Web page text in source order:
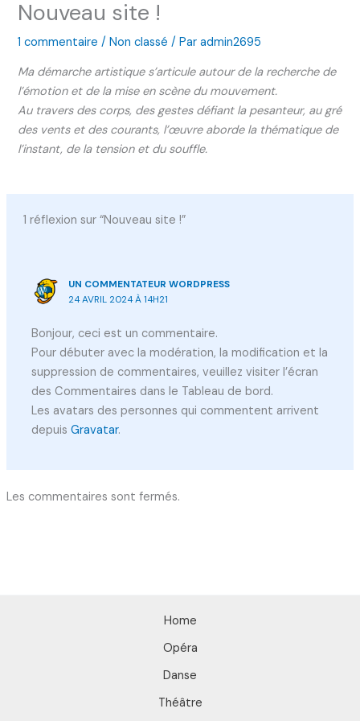
Nouveau site !
1 commentaire /Non classé / Paradmin2695
Ma démarche artistique s’articule autour de la recherche de
l’émotion et de la mise en scène du mouvement.
Au travers des corps, des gestes défiant la pesanteur, au gré
des vents et des courants, l’œuvre aborde la thématique de
l’instant, de la tension et du souffle.
1 réflexion sur “Nouveau site !”
UN COMMENTATEUR WORDPRESS
24 AVRIL 2024 À 14H21
Bonjour, ceci est un commentaire.
Pour débuter avec la modération, la modification et la
suppression de commentaires, veuillez visiter l’écran
des Commentaires dans le Tableau de bord.
Les avatars des personnes qui commentent arrivent
depuisGravatar.
Les commentaires sont fermés.
Home
Opéra
Danse
Théâtre